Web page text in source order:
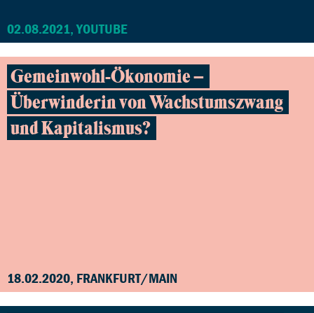
02.08.2021, YOUTUBE
Gemeinwohl-Ökonomie –
Überwinderin von Wachstumszwang
und Kapitalismus?
18.02.2020, FRANKFURT/MAIN